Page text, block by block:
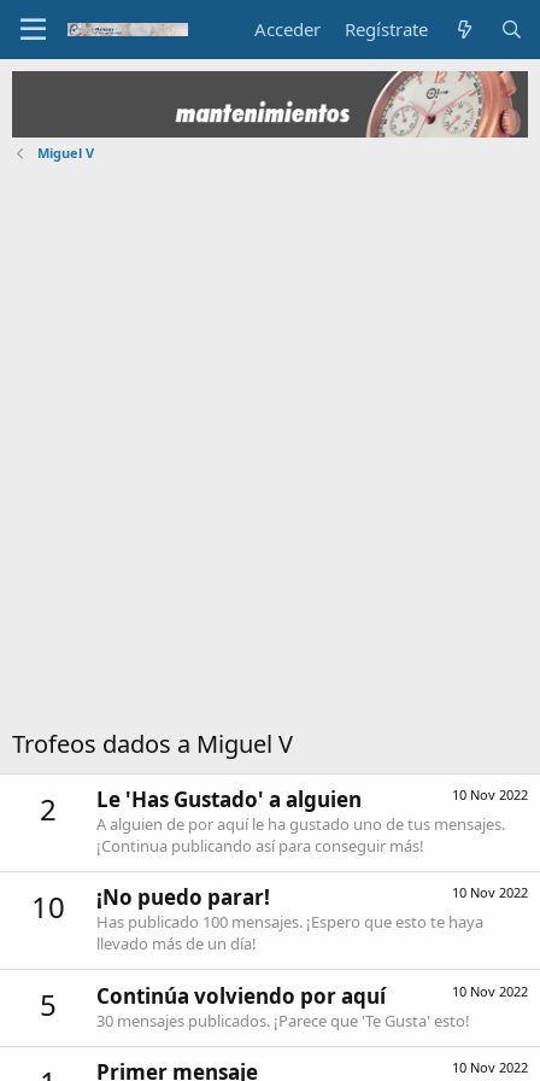
Acceder Regístrate
Miguel V
Trofeos dados a Miguel V
2 10 Nov 2022
Le 'Has Gustado' a alguien
A alguien de por aquí le ha gustado uno de tus mensajes.
¡Continua publicando así para conseguir más!
10 10 Nov 2022
¡No puedo parar!
Has publicado 100 mensajes. ¡Espero que esto te haya
llevado más de un día!
5 10 Nov 2022
Continúa volviendo por aquí
30 mensajes publicados. ¡Parece que 'Te Gusta' esto!
10 Nov 2022
Primer mensaje